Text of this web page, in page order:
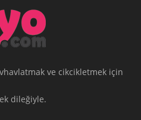
ve cikcikletmek için
dileğiyle.